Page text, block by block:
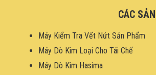
CÁC
Máy Kiểm Tra Vết Nứt Sản Phẩm
Máy Dò Kim Loại Cho Tái Chế
Máy Dò Kim Hasima